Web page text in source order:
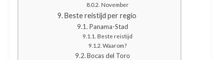
November
Beste reistijd per regio
Panama-Stad
Beste reistijd
Waarom?
Bocas del Toro